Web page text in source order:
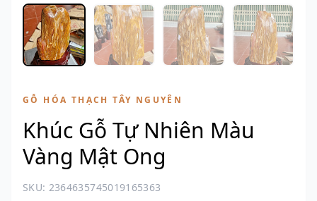
GỖ HÓA THẠCH TÂY NGUYÊN
Khúc Gỗ Tự Nhiên Màu
Vàng Mật Ong
SKU: 2364635745019165363